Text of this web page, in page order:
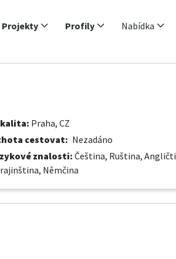
Projekty Profily Nabídka
: Praha, CZ
cestovat: Nezadáno
znalosti: Čeština, Ruština,
Němčina